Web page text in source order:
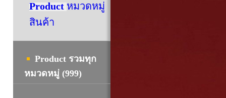
Product หมวดหมู่
สินค้า
Product รวมทุก
หมวดหมู่ (999)